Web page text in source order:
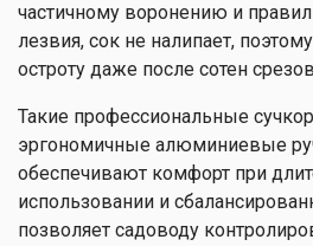
частичному воронению и
лезвия, сок не налипает,
остроту даже после сотен
Такие профессиональные
эргономичные алюминиевые
обеспечивают комфорт при
использовании и
позволяет садоводу